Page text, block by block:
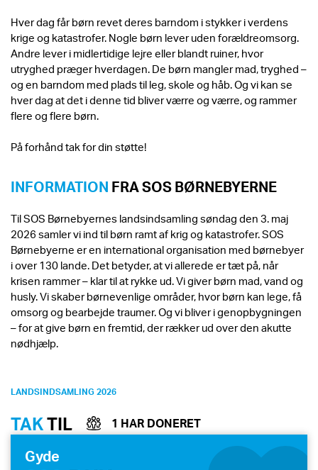
Hver dag får børn revet deres barndom i stykker i verdens
krige og katastrofer. Nogle børn lever uden forældreomsorg.
Andre lever i midlertidige lejre eller blandt ruiner, hvor
utryghed præger hverdagen. De børn mangler mad, tryghed –
og en barndom med plads til leg, skole og håb. Og vi kan se
hver dag at det i denne tid bliver værre og værre, og rammer
flere og flere børn.
På forhånd tak for din støtte!
INFORMATION FRA SOS BØRNEBYERNE
Til SOS Børnebyernes landsindsamling søndag den 3. maj
2026 samler vi ind til børn ramt af krig og katastrofer. SOS
Børnebyerne er en international organisation med børnebyer
i over 130 lande. Det betyder, at vi allerede er tæt på, når
krisen rammer – klar til at rykke ud. Vi giver børn mad, vand og
husly. Vi skaber børnevenlige områder, hvor børn kan lege, få
omsorg og bearbejde traumer. Og vi bliver i genopbygningen
– for at give børn en fremtid, der rækker ud over den akutte
nødhjælp.
LANDSINDSAMLING 2026
TAKTIL 1 HAR DONERET
Gyde